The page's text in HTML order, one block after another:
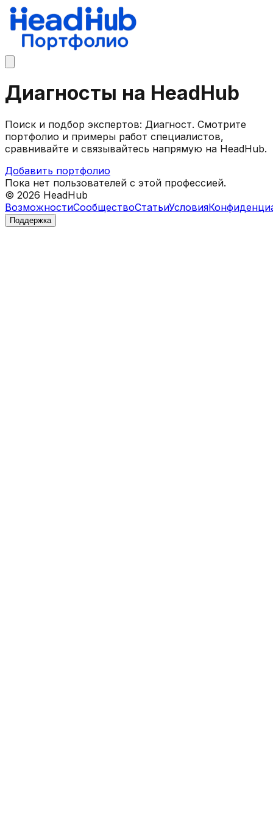
Диагносты на HeadHub
Поиск и подбор экспертов: Диагност. Смотрите
портфолио и примеры работ специалистов,
сравнивайте и связывайтесь напрямую на HeadHub.
Добавить портфолио
Пока нет пользователей с этой профессией.
© 2026 HeadHub
ВозможностиСообществоСтатьиУсловия
Поддержка